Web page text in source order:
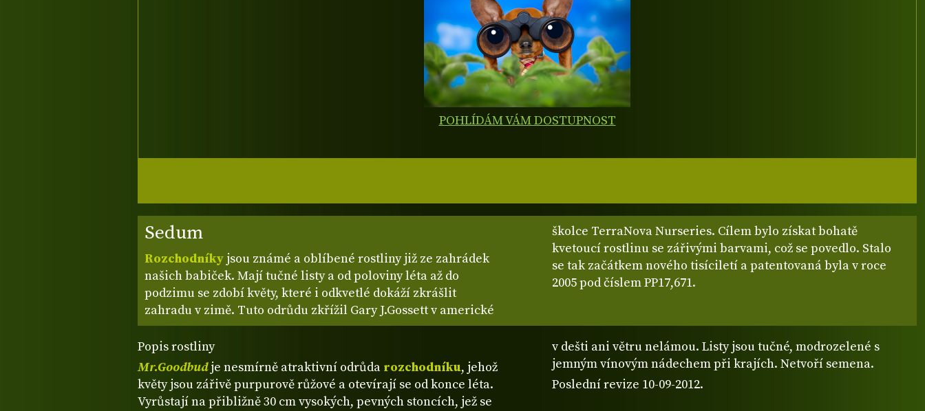
Sedum
Rozchodníky jsou známé a oblíbené rostliny již ze zahrádek
našich babiček. Mají tučné listy a od poloviny léta až do
podzimu se zdobí květy, které i odkvetlé dokáží zkrášlit
zahradu v zimě. Tuto odrůdu zkřížil Gary J.Gossett v americké
školce TerraNova Nurseries. Cílem bylo získat bohatě
kvetoucí rostlinu se zářivými barvami, což se povedlo. Stalo
se tak začátkem nového tisíciletí a patentovaná byla v roce
2005 pod číslem PP17,671.
Popis rostliny
Mr.Goodbudje nesmírně atraktivní odrůda rozchodníku, jehož
květy jsou zářivě purpurově růžové a otevírají se od konce léta.
Vyrůstají na přibližně 30 cm vysokých, pevných stoncích, jež se
v dešti ani větru nelámou. Listy jsou tučné, modrozelené s
jemným vínovým nádechem při krajích. Netvoří semena.
Poslední revize 10-09-2012.
POHLÍDÁM VÁM DOSTUPNOST